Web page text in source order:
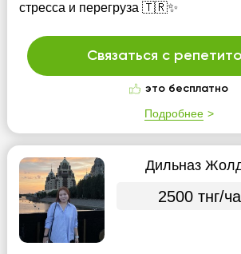
стресса и перегруза 🇹🇷✨
Связаться с
это бесплатно
Подробнее
Дильназ
2500 тнг/